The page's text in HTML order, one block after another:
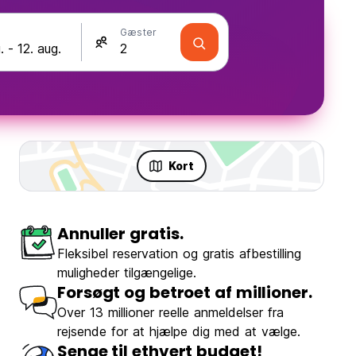
Gæster
Kort
Annuller gratis.
Fleksibel reservation og gratis afbestilling
muligheder tilgængelige.
Forsøgt og betroet af millioner.
Over 13 millioner reelle anmeldelser fra
rejsende for at hjælpe dig med at vælge.
Senge til ethvert budget!